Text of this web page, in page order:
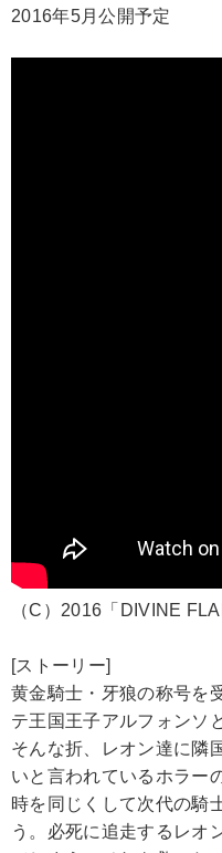
2016年5月公開予定
（C）2016「DIVINE
[ストーリー]
黄金騎士・牙狼の称号を
テ王国王子アルフォンソ
そんな折、レオン達に隣
いと言われているホラー
時を同じくして次代の騎
う。必死に追走するレオ